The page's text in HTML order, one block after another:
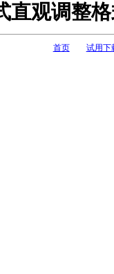
直观调整
首页 试用下